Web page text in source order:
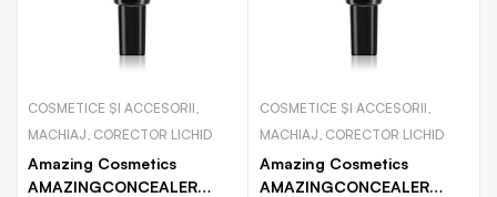
COSMETICE ȘI ACCESORII,
MACHIAJ, CORECTOR LICHID
Amazing Cosmetics
AMAZINGCONCEALER
COSMETICE ȘI ACCESORII,
MACHIAJ, CORECTOR LICHID
Amazing Cosmetics
AMAZINGCONCEALER